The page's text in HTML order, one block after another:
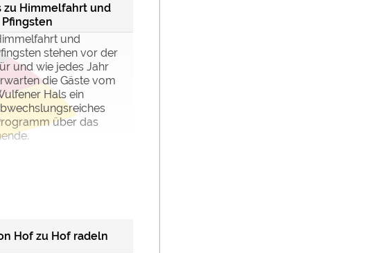
zu Himmelfahrt und
Pfingsten
und
stehen vor der
und wie jedes Jahr
die Gäste vom
Hals ein
über das
Hof zu Hof radeln